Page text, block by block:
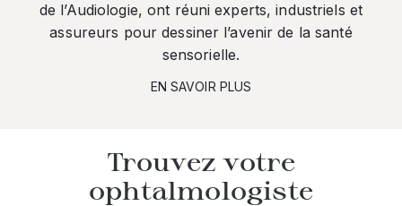
de l’Audiologie, ont réuni experts, industriels et
assureurs pour dessiner l’avenir de la santé
sensorielle.
EN SAVOIR PLUS
Trouvez votre
ophtalmologiste